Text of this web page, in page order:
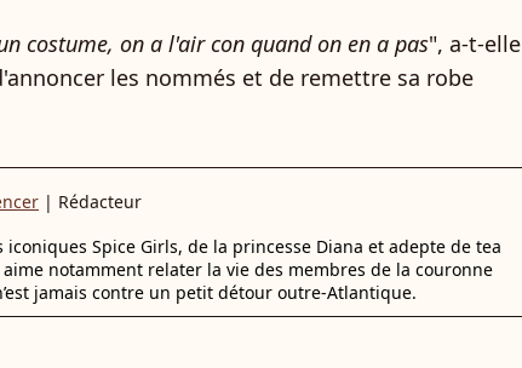
costume, on a l'air con quand on en a pas", a-t-elle
les nommés et de remettre sa robe
| Rédacteur
iconiques Spice Girls, de la princesse Diana et adepte de tea
aime notamment relater la vie des membres de la couronne
jamais contre un petit détour outre-Atlantique.